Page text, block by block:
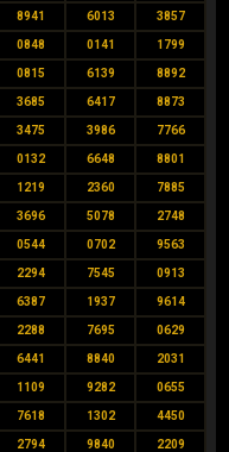
8941 6013 3857
0848 0141 1799
0815 6139 8892
3685 6417 8873
3475 3986 7766
0132 6648 8801
1219 2360 7885
3696 5078 2748
0544 0702 9563
2294 7545 0913
6387 1937 9614
2288 7695 0629
6441 8840 2031
1109 9282 0655
7618 1302 4450
2794 9840 2209